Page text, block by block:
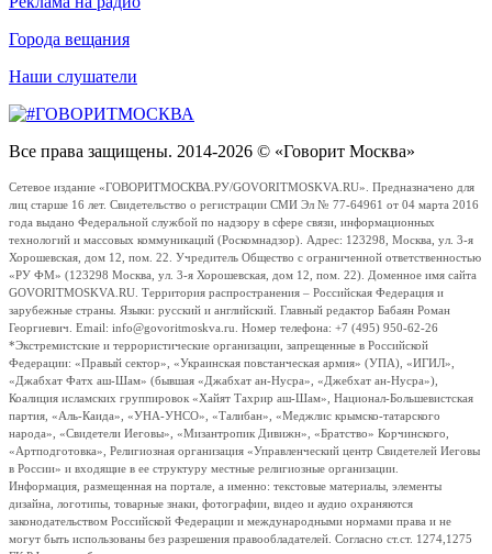
Города вещания
Наши слушатели
Все права защищены. 2014-2026 © «Говорит Москва»
Сетевое издание «ГОВОРИТМОСКВА.РУ/GOVORITMOSKVA.RU». Предназначено для
лиц старше 16 лет. Свидетельство о регистрации СМИ Эл № 77-64961 от 04 марта 2016
года выдано Федеральной службой по надзору в сфере связи, информационных
технологий и массовых коммуникаций (Роскомнадзор). Адрес: 123298, Москва, ул. 3-я
Хорошевская, дом 12, пом. 22. Учредитель Общество с ограниченной ответственностью
«РУ ФМ» (123298 Москва, ул. 3-я Хорошевская, дом 12, пом. 22). Доменное имя сайта
GOVORITMOSKVA.RU. Территория распространения – Российская Федерация и
зарубежные страны. Языки: русский и английский. Главный редактор Бабаян Роман
Георгиевич. Email: info@govoritmoskva.ru. Номер телефона: +7 (495) 950-62-26
*Экстремистские и террористические организации, запрещенные в Российской
Федерации: «Правый сектор», «Украинская повстанческая армия» (УПА), «ИГИЛ»,
«Джабхат Фатх аш-Шам» (бывшая «Джабхат ан-Нусра», «Джебхат ан-Нусра»),
Коалиция исламских группировок «Хайят Тахрир аш-Шам», Национал-Большевистская
партия, «Аль-Каида», «УНА-УНСО», «Талибан», «Меджлис крымско-татарского
народа», «Свидетели Иеговы», «Мизантропик Дивижн», «Братство» Корчинского,
«Артподготовка», Религиозная организация «Управленческий центр Свидетелей Иеговы
в России» и входящие в ее структуру местные религиозные организации.
Информация, размещенная на портале, а именно: текстовые материалы, элементы
дизайна, логотипы, товарные знаки, фотографии, видео и аудио охраняются
законодательством Российской Федерации и международными нормами права и не
могут быть использованы без разрешения правообладателей. Согласно ст.ст. 1274,1275